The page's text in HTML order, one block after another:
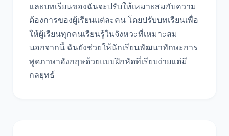
และบทเรียนของฉันจะปรับให้เหมาะสมกับความ
ต้องการของผู้เรียนแต่ละคน โดยปรับบทเรียนเพื่อ
ให้ผู้เรียนทุกคนเรียนรู้ในจังหวะที่เหมาะสม
นอกจากนี้ ฉันยังช่วยให้นักเรียนพัฒนาทักษะการ
พูดภาษาอังกฤษด้วยแบบฝึกหัดที่เรียบง่ายแต่มี
กลยุทธ์